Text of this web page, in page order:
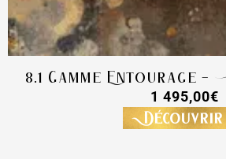
8.1 Gamme Entourage
1 495,00€
Découvrir